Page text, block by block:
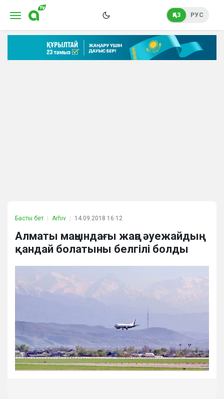
ҚАЗ РУС
Басты бет Arhıv 14.09.2018 16:12
Алматы маңындағы жаңа әуежайдың
қандай болатыны белгілі болды